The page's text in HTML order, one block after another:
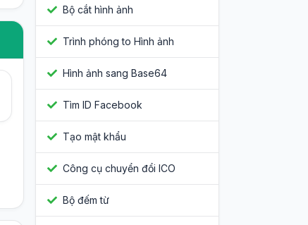
Bộ cắt hình ảnh
Trình phóng to Hình ảnh
Hình ảnh sang Base64
Tìm ID Facebook
Tạo mật khẩu
Công cụ chuyển đổi ICO
Bộ đếm từ